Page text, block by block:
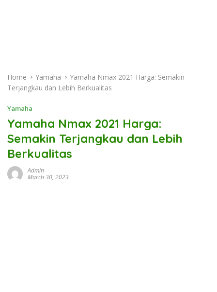
Home Yamaha
Yamaha Nmax 2021 Harga: Semakin
Terjangkau dan Lebih Berkualitas
Yamaha
Yamaha Nmax 2021 Harga:
Semakin Terjangkau dan Lebih
Berkualitas
Admin
March 30, 2023